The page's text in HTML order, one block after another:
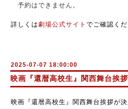
予約はできません。
詳しくは劇場公式サイト でご確認く
2025-07-07 18:00:00
映画『還暦高校生』関西舞台挨
映画『還暦高校生』関西舞台挨拶が決